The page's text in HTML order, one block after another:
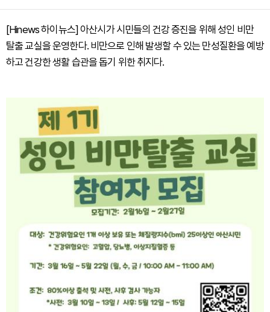
[Hinews 하이뉴스] 아산시가 시민들의 건강 증진을 위해 성인 비만
탈출 교실을 운영한다. 비만으로 인해 발생할 수 있는 만성질환을 예방
하고 건강한 생활 습관을 돕기 위한 취지다.